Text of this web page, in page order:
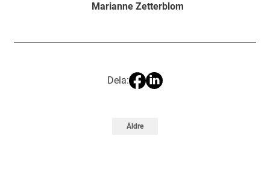
Marianne Zetterblom
Dela:
Äldre